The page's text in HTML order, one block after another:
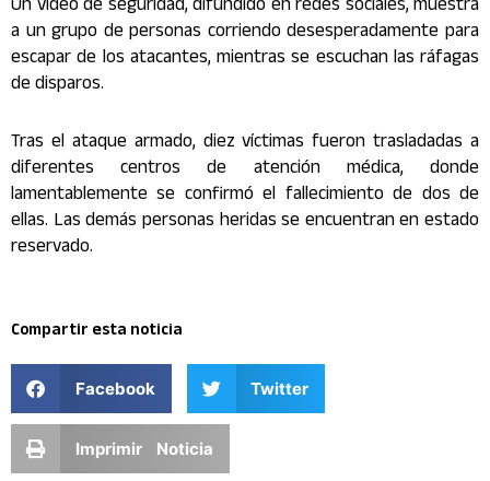
Un video de seguridad, difundido en redes sociales, muestra
a un grupo de personas corriendo desesperadamente para
escapar de los atacantes, mientras se escuchan las ráfagas
de disparos.
Tras el ataque armado, diez víctimas fueron trasladadas a
diferentes centros de atención médica, donde
lamentablemente se confirmó el fallecimiento de dos de
ellas. Las demás personas heridas se encuentran en estado
reservado.
Compartir esta noticia
Facebook Twitter
Imprimir Noticia